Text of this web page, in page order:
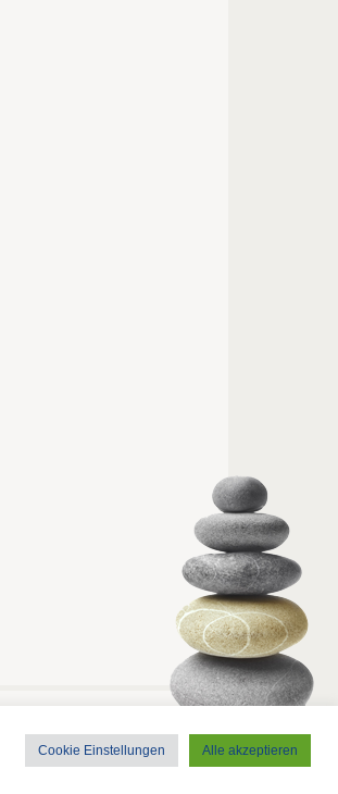
Cookie Einstellungen Alle akzeptieren